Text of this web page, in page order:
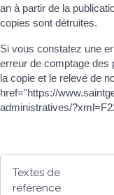
an à partir de la
copies sont détruites.
Si vous constatez une
erreur de comptage des
la copie et le relevé de
href="https://
administratives/
Textes de
référence